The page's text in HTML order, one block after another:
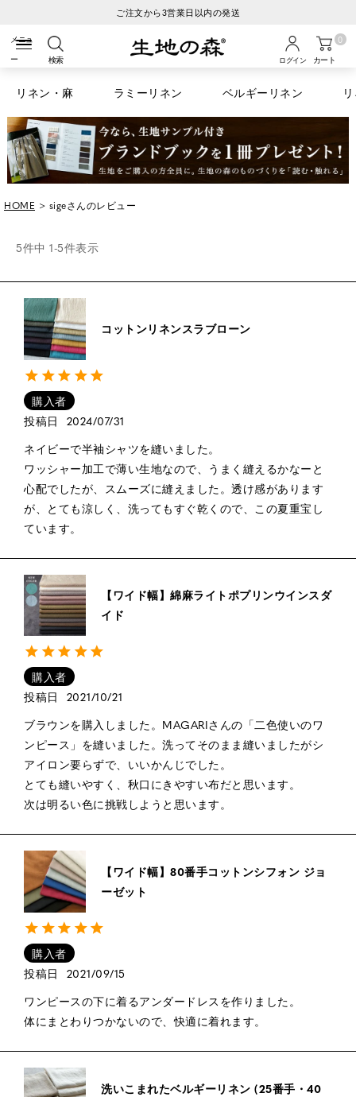
税込6600円以上のお買い物で送
検索 ログイン カート
0
リネン・麻 ラミーリネン ベルギーリネン
HOME sigeさんのレビュー
5件中 1-5件表示
コットンリネンスラブローン
購入者
投稿日
2024/07/31
ネイビーで半袖シャツを縫いました。
ワッシャー加工で薄い生地なので、うまく縫えるかなーと
心配でしたが、スムーズに縫えました。透け感があります
が、とても涼しく、洗ってもすぐ乾くので、この夏重宝し
ています。
【ワイド幅】綿麻ライトポプリンウインスダ
イド
購入者
投稿日
2021/10/21
ブラウンを購入しました。MAGARIさんの「二色使いのワ
ンピース」を縫いました。洗ってそのまま縫いましたがシ
アイロン要らずで、いいかんじでした。
とても縫いやすく、秋口にきやすい布だと思います。
次は明るい色に挑戦しようと思います。
【ワイド幅】80番手コットンシフォン ジョ
ーゼット
購入者
投稿日
2021/09/15
ワンピースの下に着るアンダードレスを作りました。
体にまとわりつかないので、快適に着れます。
洗いこまれたベルギーリネン (25番手・40